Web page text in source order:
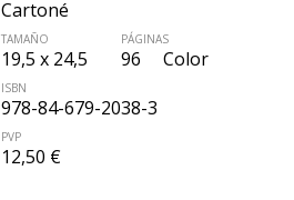
Cartoné
TAMAÑO
19,5 x 24,5
PÁGINAS
96 Color
ISBN
978-84-679-2038-3
PVP
12,50 €